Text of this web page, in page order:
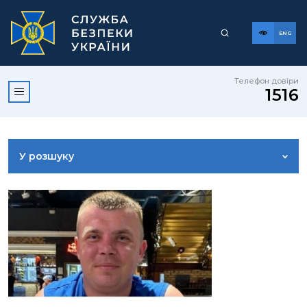
ENG
Телефон довіри
1516
У розшуку
ДОСТУП ДО ПУБЛІЧНОЇ ІНФОРМАЦІЇ
ЗВЕРНЕННЯ ГРОМАДЯН
КОРИСНА ІНФОРМАЦІЯ